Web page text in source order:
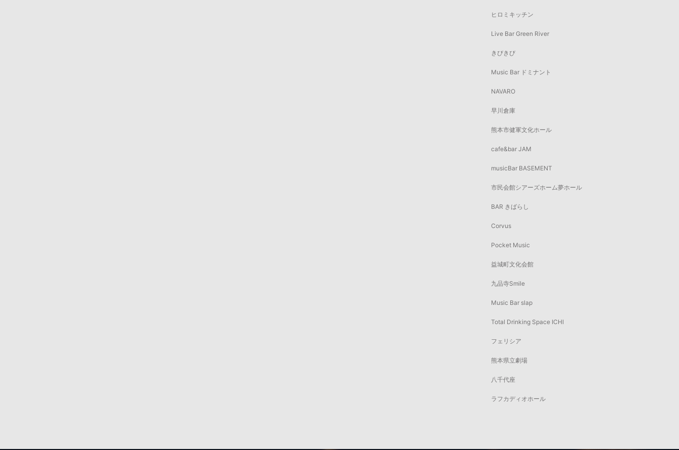
ヒロミキッチン
Live Bar Green River
きびきび
Music Bar ドミナント
NAVARO
早川倉庫
熊本市健軍文化ホール
cafe&bar JAM
musicBar BASEMENT
市民会館シアーズホーム夢ホール
BAR きばらし
Corvus
Pocket Music
益城町文化会館
九品寺Smile
Music Bar slap
Total Drinking Space ICHI
フェリシア
熊本県立劇場
八千代座
ラフカディオホール